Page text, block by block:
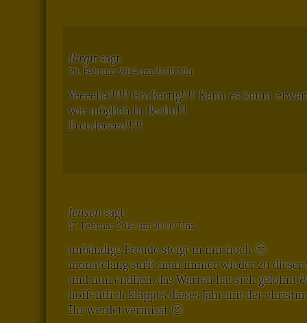
Birgitsagt:
20. Februar 2014 um 21:35 Uhr
Yeeeeha!!!!!! Großartig!!!! Kann es kaum
wie möglich in Berlin!!!
Freudeeeee!!!!!
Jensen sagt:
17. Februar 2014 um 20:09 Uhr
unbändige Freude steigt in mir hoch 🙂
monatelang surft man immer wieder zu
und nun endlich, das Warten hat sich gelohnt
hoffentlich klappt´s dieses Jahr mit der
Ihr werdet vermisst 😉